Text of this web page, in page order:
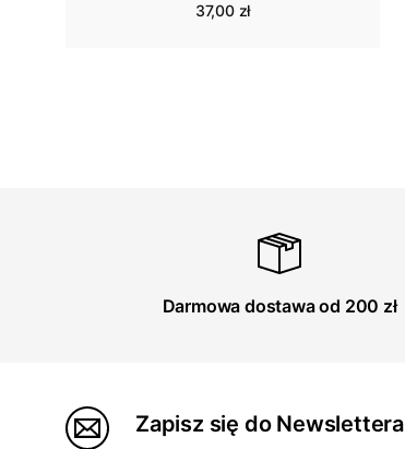
37,00 zł
Darmowa dostawa od 200 zł
Zapisz się do Newslettera